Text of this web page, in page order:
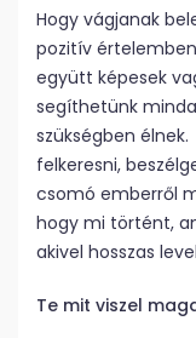
Hogy vágjanak
pozitív
együtt képesek
segíthetünk
szükségben
felkeresni,
csomó emberről
hogy mi történt,
akivel hosszas
Te mit viszel